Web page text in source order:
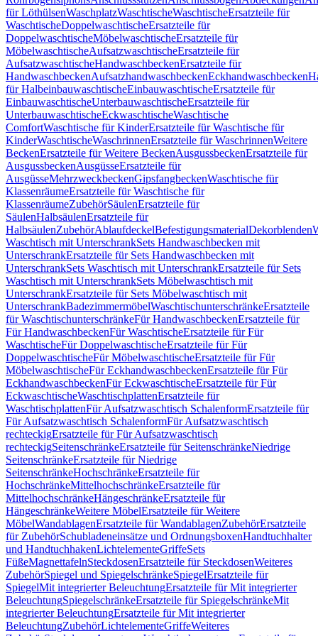
für LöthülsenWaschplatzWaschtischeWaschtischeErsatzteile für
WaschtischeDoppelwaschtischeErsatzteile für
DoppelwaschtischeMöbelwaschtischeErsatzteile für
MöbelwaschtischeAufsatzwaschtischeErsatzteile für
AufsatzwaschtischeHandwaschbeckenErsatzteile für
HandwaschbeckenAufsatzhandwaschbeckenEckhandwaschbecken
für HalbeinbauwaschtischeEinbauwaschtischeErsatzteile für
EinbauwaschtischeUnterbauwaschtischeErsatzteile für
UnterbauwaschtischeEckwaschtischeWaschtische
ComfortWaschtische für KinderErsatzteile für Waschtische für
KinderWaschtischeWaschrinnenErsatzteile für WaschrinnenWeitere
BeckenErsatzteile für Weitere BeckenAusgussbeckenErsatzteile für
AusgussbeckenAusgüsseErsatzteile für
AusgüsseMehrzweckbeckenGipsfangbeckenWaschtische für
KlassenräumeErsatzteile für Waschtische für
KlassenräumeZubehörSäulenErsatzteile für
SäulenHalbsäulenErsatzteile für
HalbsäulenZubehörAblaufdeckelBefestigungsmaterialDekorblenden
Waschtisch mit UnterschrankSets Handwaschbecken mit
UnterschrankErsatzteile für Sets Handwaschbecken mit
UnterschrankSets Waschtisch mit UnterschrankErsatzteile für Sets
Waschtisch mit UnterschrankSets Möbelwaschtisch mit
UnterschrankErsatzteile für Sets Möbelwaschtisch mit
UnterschrankBadezimmermöbelWaschtischunterschränkeErsatzteile
für WaschtischunterschränkeFür HandwaschbeckenErsatzteile für
Für HandwaschbeckenFür WaschtischeErsatzteile für Für
WaschtischeFür DoppelwaschtischeErsatzteile für Für
DoppelwaschtischeFür MöbelwaschtischeErsatzteile für Für
MöbelwaschtischeFür EckhandwaschbeckenErsatzteile für Für
EckhandwaschbeckenFür EckwaschtischeErsatzteile für Für
EckwaschtischeWaschtischplattenErsatzteile für
WaschtischplattenFür Aufsatzwaschtisch SchalenformErsatzteile für
Für Aufsatzwaschtisch SchalenformFür Aufsatzwaschtisch
rechteckigErsatzteile für Für Aufsatzwaschtisch
rechteckigSeitenschränkeErsatzteile für SeitenschränkeNiedrige
SeitenschränkeErsatzteile für Niedrige
SeitenschränkeHochschränkeErsatzteile für
HochschränkeMittelhochschränkeErsatzteile für
MittelhochschränkeHängeschränkeErsatzteile für
HängeschränkeWeitere MöbelErsatzteile für Weitere
MöbelWandablagenErsatzteile für WandablagenZubehörErsatzteile
für ZubehörSchubladeneinsätze und OrdnungsboxenHandtuchhalter
und HandtuchhakenLichtelementeGriffeSets
FüßeMagnettafelnSteckdosenErsatzteile für SteckdosenWeiteres
ZubehörSpiegel und SpiegelschränkeSpiegelErsatzteile für
SpiegelMit integrierter BeleuchtungErsatzteile für Mit integrierter
BeleuchtungSpiegelschränkeErsatzteile für SpiegelschränkeMit
integrierter BeleuchtungErsatzteile für Mit integrierter
BeleuchtungZubehörLichtelementeGriffeWeiteres